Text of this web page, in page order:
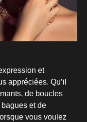
et
appréciées. Qu’il
de boucles
et de
vous voulez